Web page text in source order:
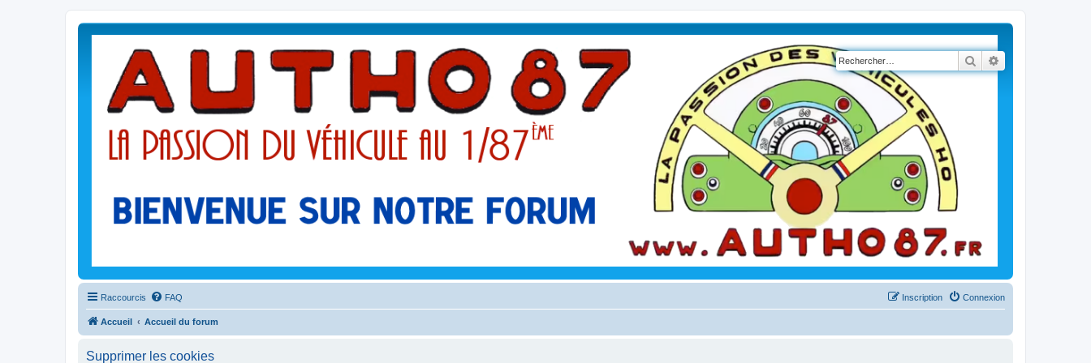
Rechercher
Raccourcis FAQ Connexion
Inscription
Accueil Accueil du forum
Supprimer les cookies